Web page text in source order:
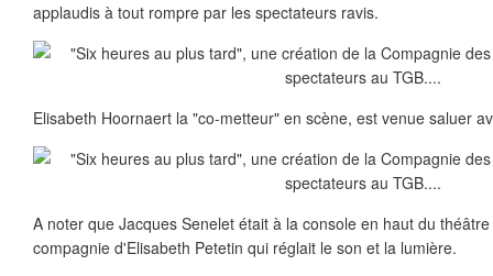
applaudis à tout rompre par les spectateurs ravis.
Elisabeth Hoornaert la "co-metteur" en scène, est venue saluer
A noter que Jacques Senelet était à la console en haut du
compagnie d'Elisabeth Petetin qui réglait le son et la lumière.